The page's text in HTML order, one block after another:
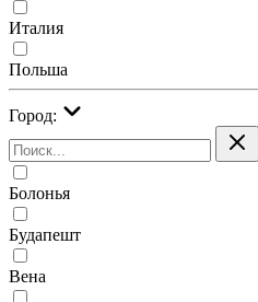
Италия
Польша
Город:
Болонья
Будапешт
Вена